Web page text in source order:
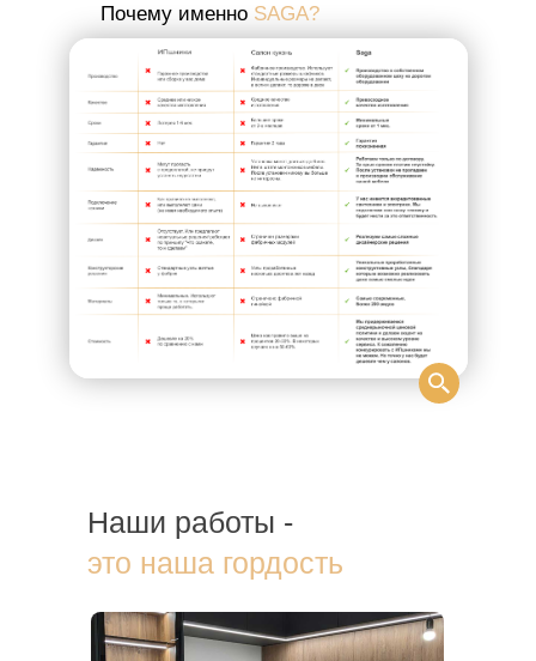
Почему именно SAGA?
Наши работы -
это наша гордость